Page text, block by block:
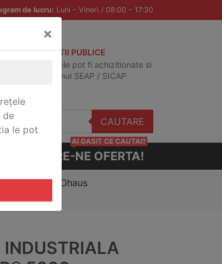
de lucru: Luni - Vineri / 08:00 - 17:30
ACHIZITII PUBLICE
Produsele pot fi achizitionate si
in sistemul SEAP / SICAP
CAUTARE
CERE-NE OFERTA!
AI GASIT CE CAUTAI?
Washdown Ohaus
×
de
le pot